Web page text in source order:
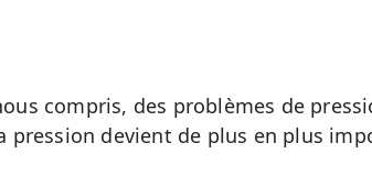
compris, des problèmes de
pression devient de plus en plus